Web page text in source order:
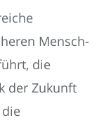
Mensch-
die
der Zukunft